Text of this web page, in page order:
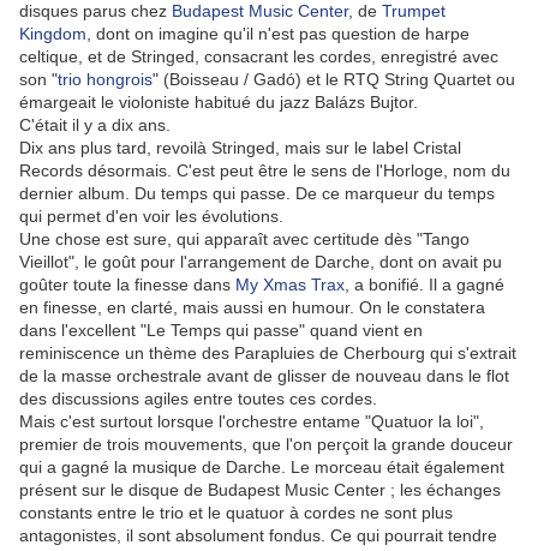
disques parus chez Budapest Music Center, de Trumpet
Kingdom , dont on imagine qu'il n'est pas question de harpe
celtique, et de Stringed, consacrant les cordes, enregistré avec
son "trio hongrois" (Boisseau / Gadó) et le RTQ String Quartet ou
émargeait le violoniste habitué du jazz Balázs Bujtor.
C'était il y a dix ans.
Dix ans plus tard, revoilà Stringed, mais sur le label Cristal
Records désormais. C'est peut être le sens de l'Horloge, nom du
dernier album. Du temps qui passe. De ce marqueur du temps
qui permet d'en voir les évolutions.
Une chose est sure, qui apparaît avec certitude dès "Tango
Vieillot", le goût pour l'arrangement de Darche, dont on avait pu
goûter toute la finesse dans My Xmas Trax , a bonifié. Il a gagné
en finesse, en clarté, mais aussi en humour. On le constatera
dans l'excellent "Le Temps qui passe" quand vient en
reminiscence un thème des Parapluies de Cherbourg qui s'extrait
de la masse orchestrale avant de glisser de nouveau dans le flot
des discussions agiles entre toutes ces cordes.
Mais c'est surtout lorsque l'orchestre entame "Quatuor la loi",
premier de trois mouvements, que l'on perçoit la grande douceur
qui a gagné la musique de Darche. Le morceau était également
présent sur le disque de Budapest Music Center ; les échanges
constants entre le trio et le quatuor à cordes ne sont plus
antagonistes, il sont absolument fondus. Ce qui pourrait tendre